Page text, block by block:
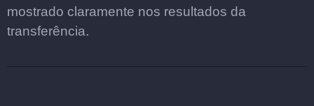
mostrado claramente nos resultados da
transferência.